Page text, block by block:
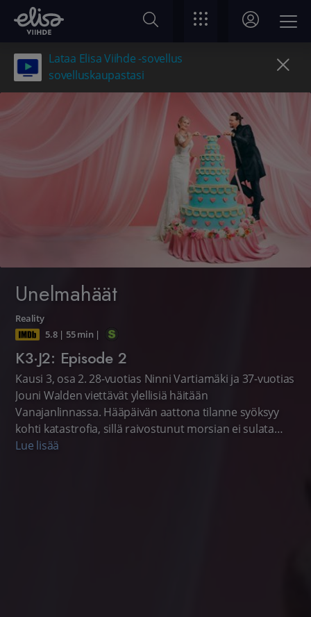
Lataa Elisa Viihde -sovellus
sovelluskaupastasi
Unelmahäät
Reality
5.8| 55 min|
K3·J2: Episode 2
Kausi 3, osa 2. 28-vuotias Ninni Vartiamäki ja 37-vuotias
Jouni Walden viettävät ylellisiä häitään
Vanajanlinnassa. Hääpäivän aattona tilanne syöksyy
kohti katastrofia, sillä raivostunut morsian ei sulata
tietoa juhla-paikalta puuttuvista kukista. (Kotimainen
Lue lisää